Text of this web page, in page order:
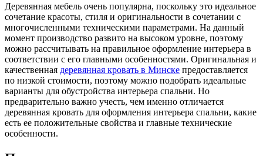
Деревянная мебель очень популярна, поскольку это идеальное
сочетание красоты, стиля и оригинальности в сочетании с
многочисленными техническими параметрами. На данный
момент производство развито на высоком уровне, поэтому
можно рассчитывать на правильное оформление интерьера в
соответствии с его главными особенностями. Оригинальная и
качественная деревянная кровать в Минске предоставляется
по низкой стоимости, поэтому можно подобрать идеальные
варианты для обустройства интерьера спальни. Но
предварительно важно учесть, чем именно отличается
деревянная кровать для оформления интерьера спальни, какие
есть ее положительные свойства и главные технические
особенности.